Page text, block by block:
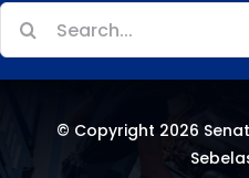
Search
for:
© Copyright 2026